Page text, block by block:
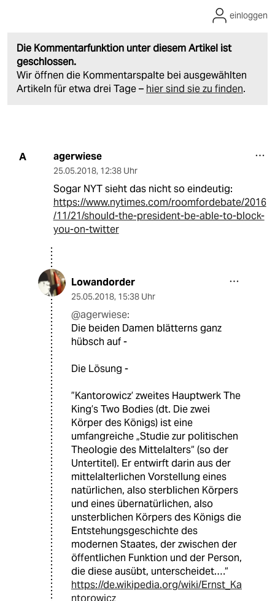
Die Kommentarfunktion unter diesem Artikel ist
geschlossen.
Wir öffnen die Kommentarspalte bei ausgewählten
Artikeln für etwa drei Tage – hier sind sie zu finden.
einloggen
A agerwiese
25.05.2018, 12:38 Uhr
Sogar NYT sieht das nicht so eindeutig:
https://www.nytimes.com/roomfordebate/2016
/11/21/should-the-president-be-able-to-block-
you-on-twitter
Lowandorder
25.05.2018, 15:38 Uhr
@agerwiese:
Die beiden Damen blätterns ganz
hübsch auf -
Die Lösung -
”Kantorowicz’ zweites Hauptwerk The
King’s Two Bodies (dt. Die zwei
Körper des Königs) ist eine
umfangreiche „Studie zur politischen
Theologie des Mittelalters“ (so der
Untertitel). Er entwirft darin aus der
mittelalterlichen Vorstellung eines
natürlichen, also sterblichen Körpers
und eines übernatürlichen, also
unsterblichen Körpers des Königs die
Entstehungsgeschichte des
modernen Staates, der zwischen der
öffentlichen Funktion und der Person,
die diese ausübt, unterscheidet.…“
https://de.wikipedia.org/wiki/Ernst_Ka
ntorowicz